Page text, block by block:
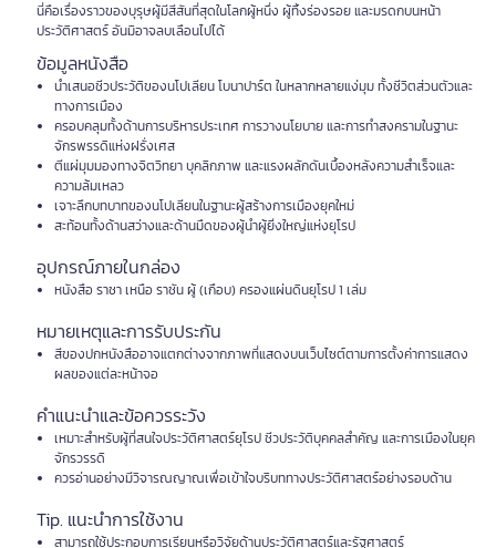
นี่คือเรื่องราวของบุรุษผู้มีสีสันที่สุดในโลกผู้หนึ่ง ผู้ทิ้งร่องรอย และมรดกบนหน้า
ประวัติศาสตร์ อันมิอาจลบเลือนไปได้
ข้อมูลหนังสือ
นำเสนอชีวประวัติของนโปเลียน โบนาปาร์ต ในหลากหลายแง่มุม ทั้งชีวิตส่วนตัวและ
ทางการเมือง
ครอบคลุมทั้งด้านการบริหารประเทศ การวางนโยบาย และการทำสงครามในฐานะ
จักรพรรดิแห่งฝรั่งเศส
ตีแผ่มุมมองทางจิตวิทยา บุคลิกภาพ และแรงผลักดันเบื้องหลังความสำเร็จและ
ความล้มเหลว
เจาะลึกบทบาทของนโปเลียนในฐานะผู้สร้างการเมืองยุคใหม่
สะท้อนทั้งด้านสว่างและด้านมืดของผู้นำผู้ยิ่งใหญ่แห่งยุโรป
อุปกรณ์ภายในกล่อง
หนังสือ ราชา เหนือ ราชัน ผู้ (เกือบ) ครองแผ่นดินยุโรป 1 เล่ม
หมายเหตุและการรับประกัน
สีของปกหนังสืออาจแตกต่างจากภาพที่แสดงบนเว็บไซต์ตามการตั้งค่าการแสดง
ผลของแต่ละหน้าจอ
คำแนะนำและข้อควรระวัง
เหมาะสำหรับผู้ที่สนใจประวัติศาสตร์ยุโรป ชีวประวัติบุคคลสำคัญ และการเมืองในยุค
จักรวรรดิ
ควรอ่านอย่างมีวิจารณญาณเพื่อเข้าใจบริบททางประวัติศาสตร์อย่างรอบด้าน
Tip. แนะนำการใช้งาน
สามารถใช้ประกอบการเรียนหรือวิจัยด้านประวัติศาสตร์และรัฐศาสตร์